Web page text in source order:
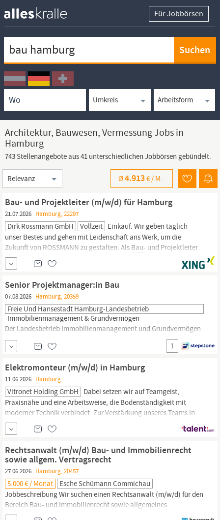
Für Jobbörsen
Ortssuche
Umkreissuche
Arbeitsform
Architektur, Bauwesen, Vermessung Jobs in
Hamburg
743 Stellenangebote aus 41 unterschiedlichen Jobbörsen gebündelt.
Sortierung
Ø4.913€ / M.
Bau- und Projektleiter (m/w/d) für Hamburg
21.07.2026 Hamburg, 22297
Dirk Rossmann GmbH Vollzeit Einkauf: Wir geben täglich
unser Bestes und gehen mit Leidenschaft ans Werk, um die
Zukunft von ROSSMANN zu gestalten. Als Bau- und Projektleiter
(m/w/d) für NRW und Rheinland-Pfalz verantworten Sie den
schlüsselfertigen Ausbau unserer ROSSMANN-Filialen – von der
Senior Projektmanager:in Bau
07.08.2026 Hamburg, 20359
Freie Und Hansestadt Hamburg-Landesbetrieb
Immobilienmanagement & Grundvermögen
Der Landesbetrieb Immobilienmanagement und Grundvermögen
(LIG) ist der Immobilienmanager der Stadt
Wir
erwerben, verwalten, entwickeln und realisieren Grundstücke und
Stadtentwicklung. Unseren über 250 Mitarbeiter:innen bieten wir
facettenreiche
1
Elektromonteur (m/w/d) in Hamburg
11.06.2026 Hamburg
Vitronet Holding GmbH Dabei setzen wir auf Teamgeist,
Praxisnähe und eine Arbeitsweise, die Bodenständigkeit mit
moderner Technik verbindet. Zur Verstärkung unseres Teams in
Hamburg;
suchen wir Dich als; Elektromonteur; (m/w/d). Deine
Rolle in unserem Team Montage und Arbeiten an
elektrotechnischen Anlagen Durchführung von Kabel- und
Muffenmontagen
Rechtsanwalt (m/w/d) Bau- und Immobilienrecht
sowie allgem. Vertragsrecht
27.06.2026 Hamburg, 20457
5.000 € / Monat
Esche Schümann Commichau
Jobbeschreibung Wir suchen einen Rechtsanwalt (m/w/d) für den
Bereich Bau- und Immobilienrecht sowie allgemeines
Vertragsrecht. Als eine der führenden multidisziplinären